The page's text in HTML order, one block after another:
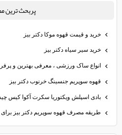
پربحث ترين
خرید و قیمت قهوه موکا دکتر بیز
خرید سیر سیاه دکتر بیز
انواع ساک ورزشی ، معرفی بهترین و
قهوه سوپریم جنسینگ خرنوب دکتر بیز
بادی اسپلش ویکتوریا سکرت آکوا کیس
طریقه مصرف قهوه سوپریم دکتر بیز برای